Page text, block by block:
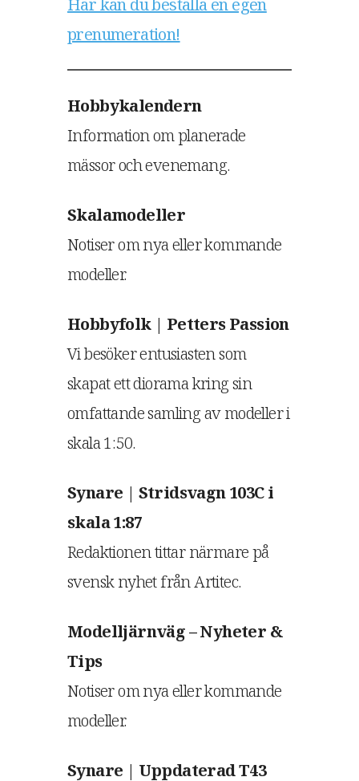
prenumeration!
Hobbykalendern
Information om planerade
mässor och evenemang.
Skalamodeller
Notiser om nya eller kommande
modeller.
Hobbyfolk | Petters Passion
Vi besöker entusiasten som
skapat ett diorama kring sin
omfattande samling av modeller i
skala 1:50.
Synare | Stridsvagn 103C i
skala 1:87
Redaktionen tittar närmare på
svensk nyhet från Artitec.
Modelljärnväg – Nyheter &
Tips
Notiser om nya eller kommande
modeller.
Synare | Uppdaterad T43